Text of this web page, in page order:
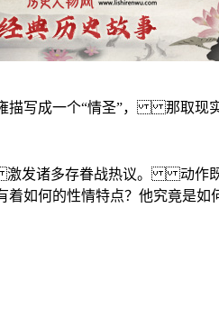
描写成一个“情圣”， 那取
发诸多存眷战热议。 动
性情特点？他究竟是如何